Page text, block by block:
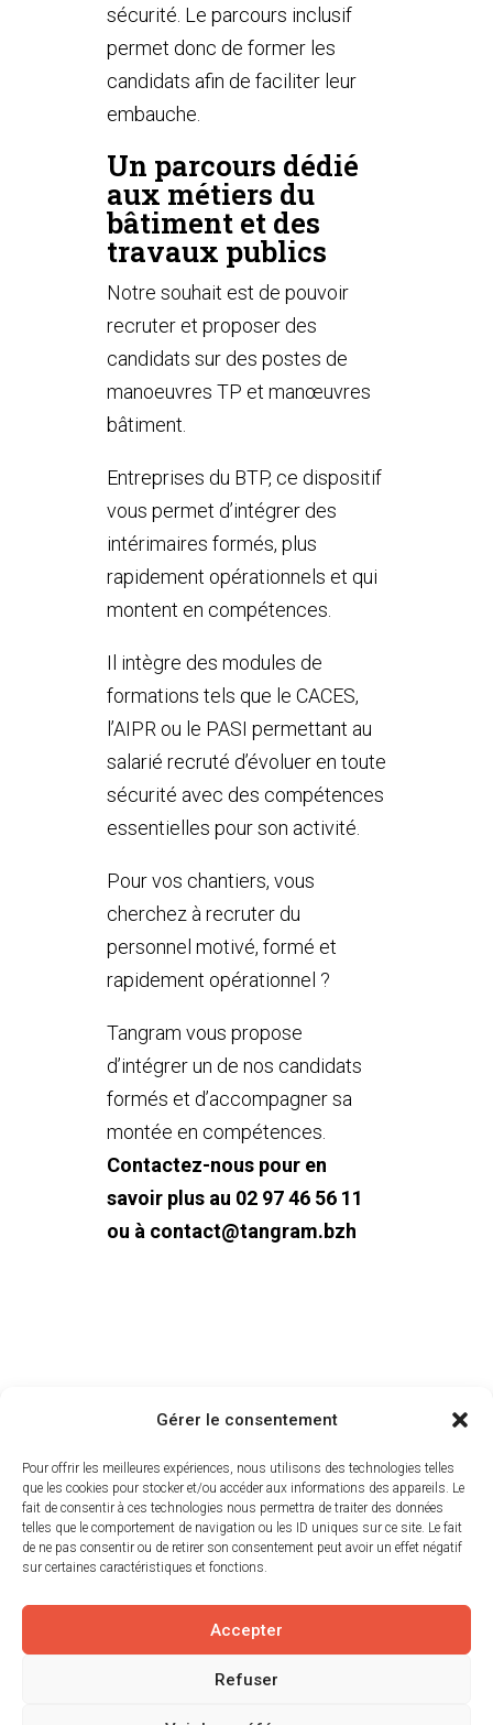
Gérer le consentement
Pour offrir les meilleures expériences, nous utilisons des technologies telles
que les cookies pour stocker et/ou accéder aux informations des appareils. Le
fait de consentir à ces technologies nous permettra de traiter des données
telles que le comportement de navigation ou les ID uniques sur ce site. Le fait
de ne pas consentir ou de retirer son consentement peut avoir un effet négatif
sur certaines caractéristiques et fonctions.
Accepter
Refuser
sécurité. Le parcours inclusif
permet donc de former les
candidats afin de faciliter leur
embauche.
Un parcours dédié
aux métiers du
bâtiment et des
travaux publics
Notre souhait est de pouvoir
recruter et proposer des
candidats sur des postes de
manoeuvres TP et manœuvres
bâtiment.
Entreprises du BTP, ce dispositif
vous permet d’intégrer des
intérimaires formés, plus
rapidement opérationnels et qui
montent en compétences.
Il intègre des modules de
formations tels que le CACES,
l’AIPR ou le PASI permettant au
salarié recruté d’évoluer en toute
sécurité avec des compétences
essentielles pour son activité.
Pour vos chantiers, vous
cherchez à recruter du
personnel motivé, formé et
rapidement opérationnel ?
Tangram vous propose
d’intégrer un de nos candidats
formés et d’accompagner sa
montée en compétences.
Contactez-nous pour en
savoir plus au 02 97 46 56 11
ou à contact@tangram.bzh
Tangram
6 av. du général Borgnis Desbordes
56000 VANNES
Tangram est membre de l’UES MSA Services